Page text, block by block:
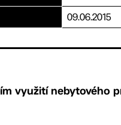
09.06.2015
využití nebytového